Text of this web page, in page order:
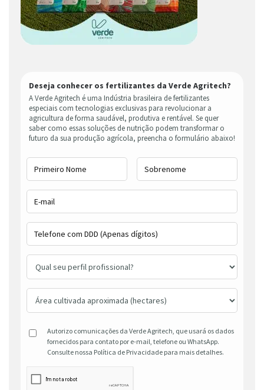
Deseja conhecer os fertilizantes da Verde Agritech?
A Verde Agritech é uma Indústria brasileira de fertilizantes
especiais com tecnologias exclusivas para revolucionar a
agricultura de forma saudável, produtiva e rentável. Se quer
saber como essas soluções de nutrição podem transformar o
futuro da sua produção agrícola, preencha o formulário abaixo!
Autorizo comunicações da Verde Agritech, que usará os dados
fornecidos para contato por e-mail, telefone ou WhatsApp.
Consulte nossa Política de Privacidade para mais detalhes.